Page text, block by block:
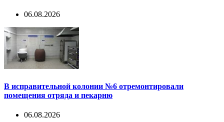
06.08.2026
В исправительной колонии №6 отремонтировали
помещения отряда и пекарню
06.08.2026